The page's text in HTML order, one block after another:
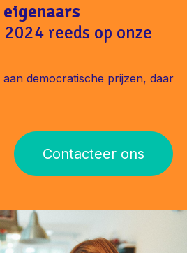
reeds op onze
democratische prijzen, daar
Contacteer ons